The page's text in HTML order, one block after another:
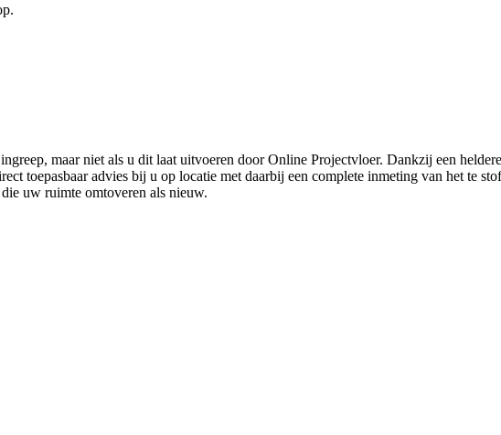
maar niet als u dit laat uitvoeren door Online Projectvloer. Dankzij een
toepasbaar advies bij u op locatie met daarbij een complete inmeting van het te
uw ruimte omtoveren als nieuw.